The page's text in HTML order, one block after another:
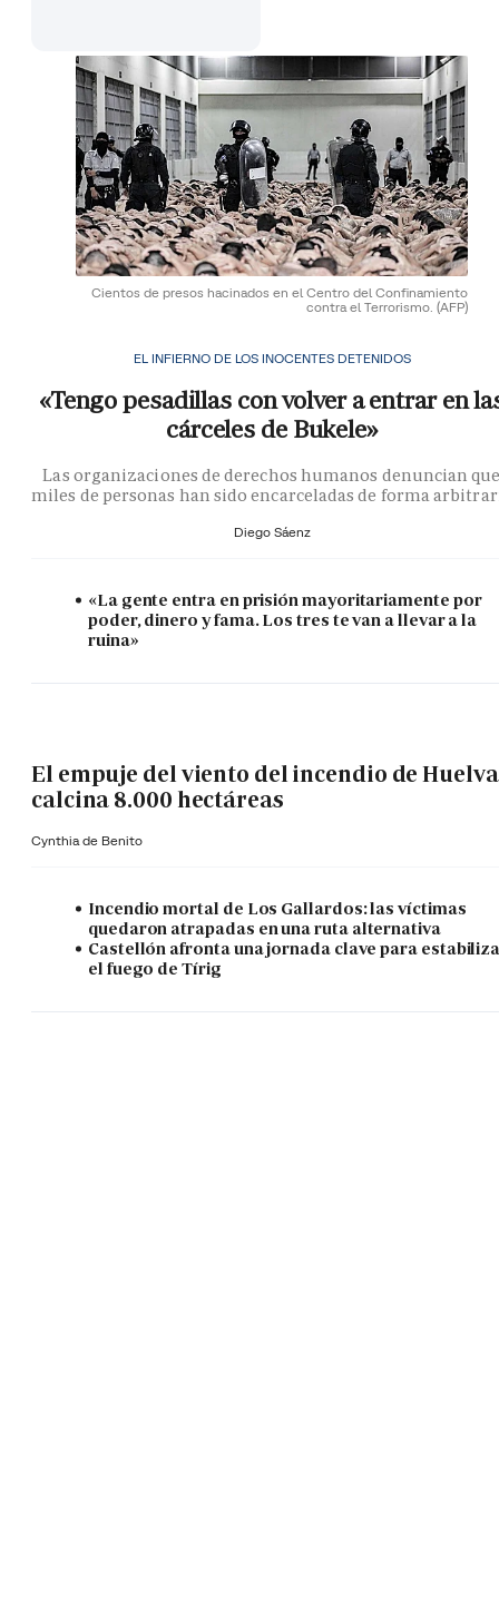
Cientos de presos hacinados en el Centro del Confinamiento
contra el Terrorismo. (AFP)
EL INFIERNO DE LOS INOCENTES DETENIDOS
«Tengo pesadillas con volver a entrar en
cárceles de Bukele»
Las organizaciones de derechos humanos denuncian
miles de personas han sido encarceladas de forma
Diego Sáenz
«La gente entra en prisión mayoritariamente por
poder, dinero y fama. Los tres te van a llevar a la
ruina»
El empuje del viento del incendio de Huelva
calcina 8.000 hectáreas
Cynthia de Benito
Incendio mortal de Los Gallardos: las víctimas
quedaron atrapadas en una ruta alternativa
Castellón afronta una jornada clave para
el fuego de Tírig